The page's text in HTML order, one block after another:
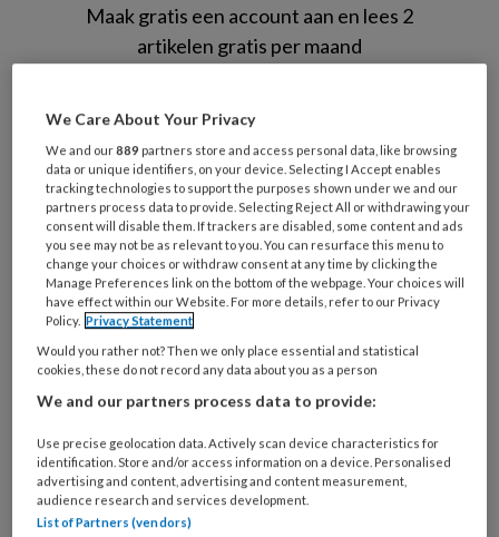
Maak gratis een account aan en lees 2
artikelen gratis per maand
Wat
is
je
e-
mailadres?
* *
Kies
je
wachtwoord* *
Kies
je
functie *
welke
organisatie
werk
Untitled
Ontvang 2x per week de
We Care About Your Privacy
We and our889 partners store and access personal data, like browsing
data or unique identifiers, on your device. Selecting I Accept enables
tracking technologies to support the purposes shown under we and our
partners process data to provide. Selecting Reject All or withdrawing your
consent will disable them. If trackers are disabled, some content and ads
you see may not be as relevant to you. You can resurface this menu to
change your choices or withdraw consent at any time by clicking the
Manage Preferences link on the bottom of the webpage. Your choices will
have effect within our Website. For more details, refer to our Privacy
Policy. Privacy Statement
Would you rather not? Then we only place essential and statistical
cookies, these do not record any data about you as a person
We and our partners process data to provide:
Use precise geolocation data. Actively scan device characteristics for
identification. Store and/or access information on a device. Personalised
advertising and content, advertising and content measurement,
audience research and services development.
List of Partners (vendors)